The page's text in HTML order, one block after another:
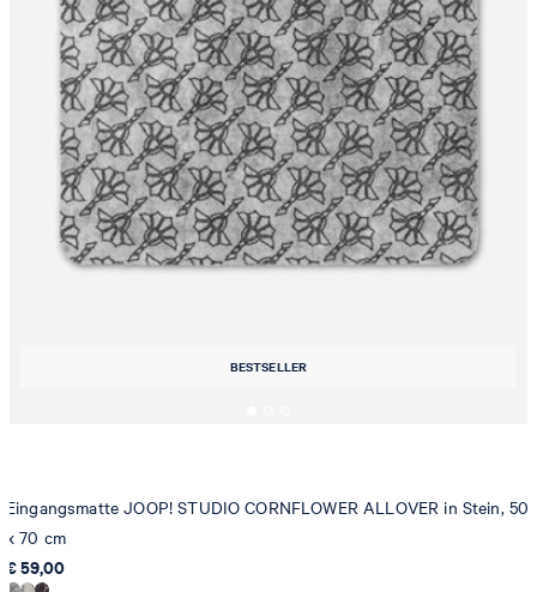
BESTSELLER
Eingangsmatte JOOP! STUDIO CORNFLOWER ALLOVER in Stein, 50
x 70 cm
€ 59,00